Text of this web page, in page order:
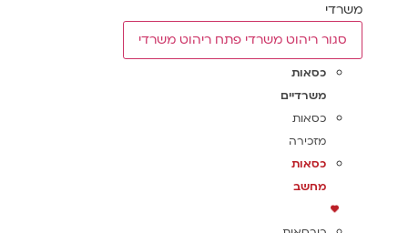
משרדי
סגור ריהוט משרדי פתח ריהוט משרדי
כסאות
משרדיים
כסאות
מזכירה
כסאות
מחשב